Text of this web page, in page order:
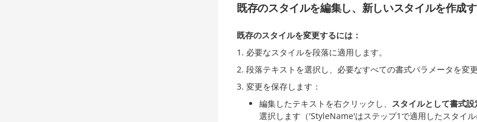
既存のスタイルを編集し、新しいスタイルを作成
既存のスタイルを変更するには：
必要なスタイルを段落に適用します。
段落テキストを選択し、必要なすべての書式パラメータを変更
変更を保存します：
編集したテキストを右クリックし、 スタイルとして書式設
選択します（'StyleName'はステップ1で適用したスタイル